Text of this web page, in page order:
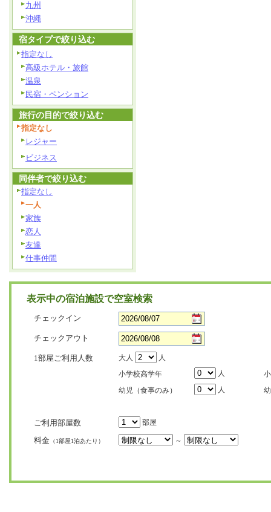
九州
沖縄
宿タイプで絞り込む
指定なし
高級ホテル・旅館
温泉
民宿・ペンション
旅行の目的で絞り込む
指定なし
レジャー
ビジネス
同伴者で絞り込む
指定なし
一人
家族
恋人
友達
仕事仲間
表示中の宿泊施設で空室検索
チェックイン
チェックアウト
1部屋ご利用人数 大人
人
小学校高学年
人
幼児（食事のみ）
人
ご利用部屋数 部屋
料金 （1部屋1泊あたり） ～